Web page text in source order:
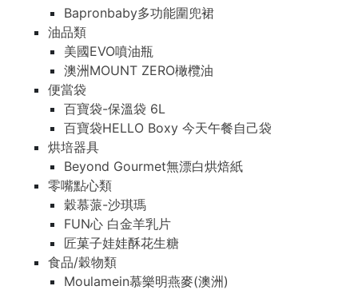
Bapronbaby多功能圍兜裙
油品類
美國EVO噴油瓶
澳洲MOUNT ZERO橄欖油
便當袋
百寶袋-保溫袋 6L
百寶袋HELLO Boxy 今天午餐自己袋
烘培器具
Beyond Gourmet無漂白烘焙紙
零嘴點心類
穀慕蒎-沙琪瑪
FUN心 白金羊乳片
匠菓子娃娃酥花生糖
食品/穀物類
Moulamein慕樂明燕麥(澳洲)